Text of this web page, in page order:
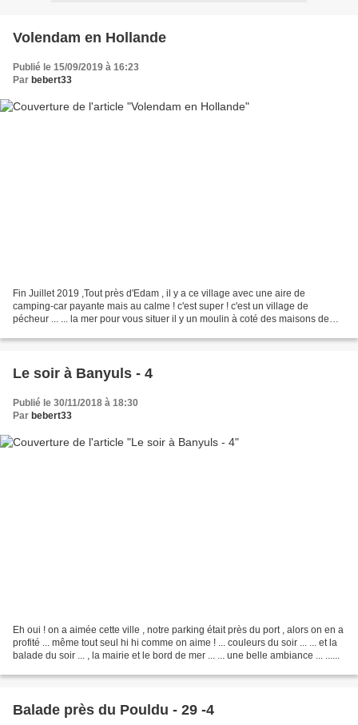
Volendam en Hollande
Publié le 15/09/2019 à 16:23
Par bebert33
Fin Juillet 2019 ,Tout près d'Edam , il y a ce village avec une aire de
camping-car payante mais au calme ! c'est super ! c'est un village de
pécheur ... ... la mer pour vous situer il y un moulin à coté des maisons de
Le soir à Banyuls - 4
Publié le 30/11/2018 à 18:30
Par bebert33
Eh oui ! on a aimée cette ville , notre parking était près du port , alors on en a
profité ... même tout seul hi hi comme on aime ! ... couleurs du soir ... ... et la
balade du soir ... , la mairie et le bord de mer ... ... une belle ambiance ... ......
Balade près du Pouldu - 29 -4